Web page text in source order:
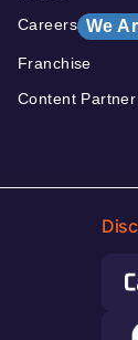
Careers We
Franchise
Content Partner